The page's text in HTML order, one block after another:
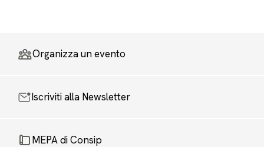
Organizza un evento
Iscriviti alla Newsletter
MEPA di Consip